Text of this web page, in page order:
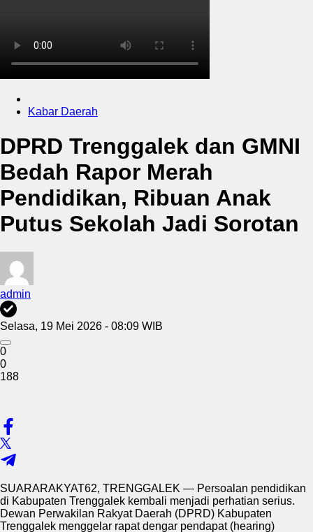
Kabar Daerah
DPRD Trenggalek dan GMNI
Bedah Rapor Merah
Pendidikan, Ribuan Anak
Putus Sekolah Jadi Sorotan
admin
Selasa, 19 Mei 2026 - 08:09 WIB
0
0
188
SUARARAKYAT62, TRENGGALEK — Persoalan pendidikan
di Kabupaten Trenggalek kembali menjadi perhatian serius.
Dewan Perwakilan Rakyat Daerah (DPRD) Kabupaten
Trenggalek menggelar rapat dengar pendapat (hearing)